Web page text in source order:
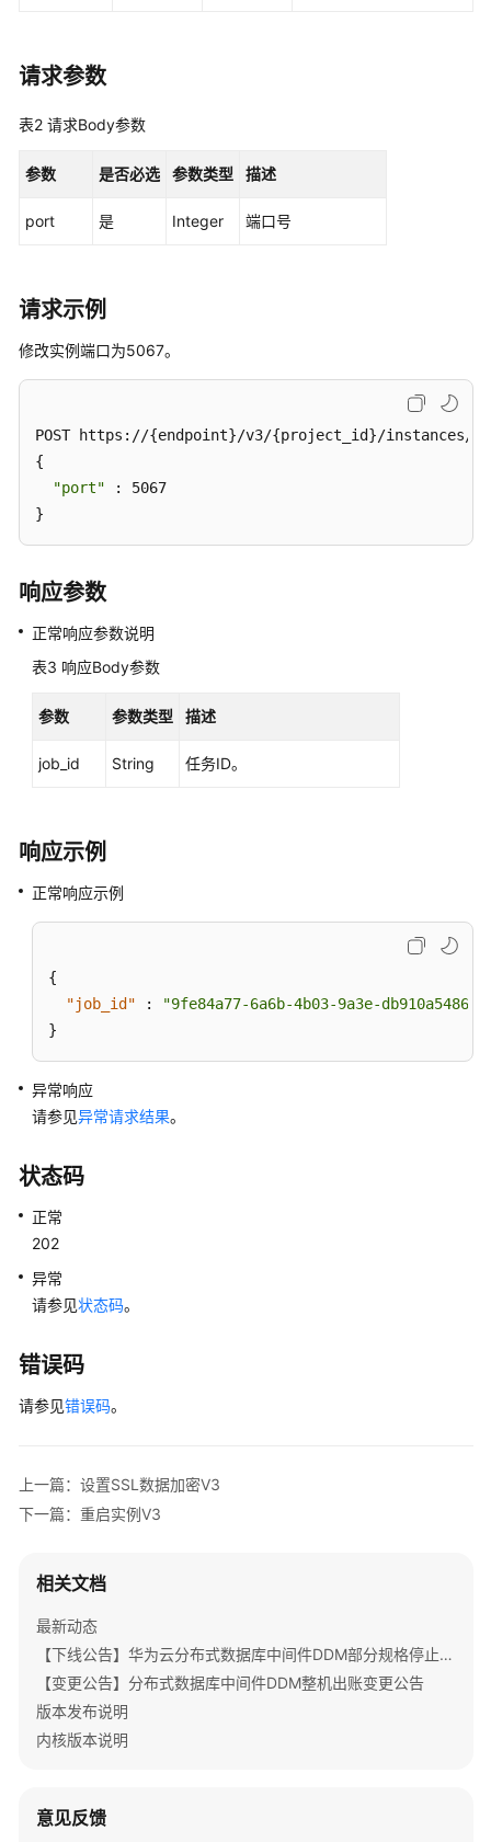
性
白
书
API
用
前
读
概
如
何
调
API
API（推
API
本
购
DDM
例
查
实
例
DDM
实
例
名
称
改
请求参数
表2 请求Body参数
参数 是否必选 参数类型 描述
port 是 Integer 端口号
请求示例
修改实例端口为5067。
POST https://{endpoint}/v3/{project_id}/instances/
{
"port" : 5067
}
响应参数
正常响应参数说明
表3 响应Body参数
参数 参数类型 描述
job_id String 任务ID。
响应示例
正常响应示例
{
"job_id"
:
"9fe84a77-6a6b-4b03-9a3e-
}
异常响应
请参见异常请求结果。
状态码
正常
202
异常
请参见状态码。
错误码
请参见错误码。
上一篇：设置SSL数据加密V3
下一篇：重启实例V3
相关文档
最新动态
【下线公告】华为云分布式数据库中间件DDM部分规格停止服务公告
【变更公告】分布式数据库中间件DDM整机出账变更公告
版本发布说明
内核版本说明
意见反馈